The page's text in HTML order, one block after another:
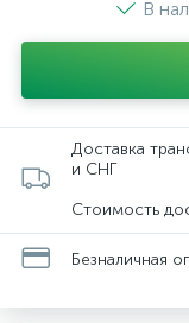
В
Доставка
и СНГ
Стоимость
Безналичная